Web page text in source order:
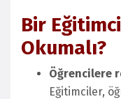
Bir
Okumalı?
Öğrencilere
Eğitimciler,